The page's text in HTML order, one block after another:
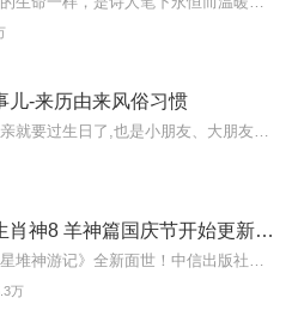
儿-来历由来风俗习惯
小猪屏蓬十二生肖神8 羊神篇国庆节开始更新啦！
万